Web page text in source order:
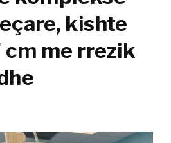
kishte
cm me rrezik